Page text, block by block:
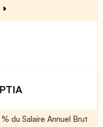
du Salaire Annuel Brut